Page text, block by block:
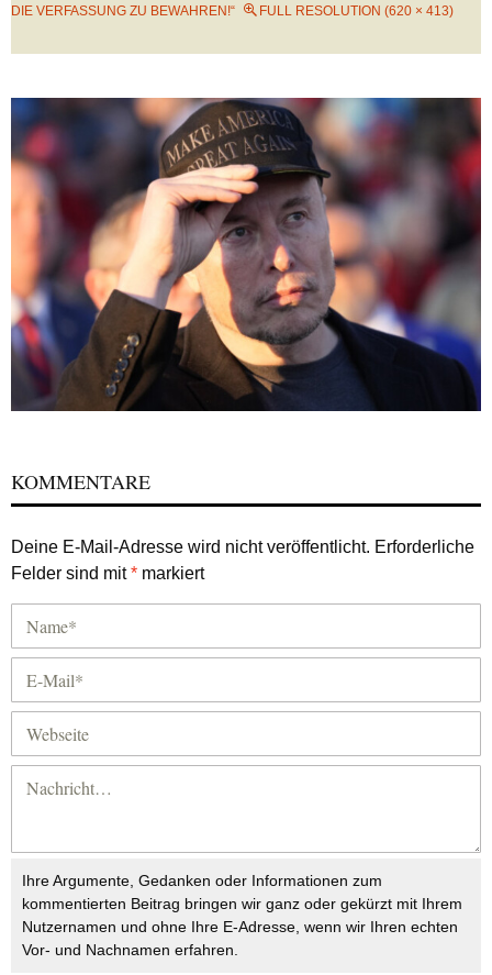
DIE VERFASSUNG ZU BEWAHREN!“
FULL RESOLUTION (620 × 413)
KOMMENTARE
Deine E-Mail-Adresse wird nicht veröffentlicht. Erforderliche
Felder sind mit* markiert
Ihre Argumente, Gedanken oder Informationen zum
kommentierten Beitrag bringen wir ganz oder gekürzt mit Ihrem
Nutzernamen und ohne Ihre E-Adresse, wenn wir Ihren echten
Vor- und Nachnamen erfahren.